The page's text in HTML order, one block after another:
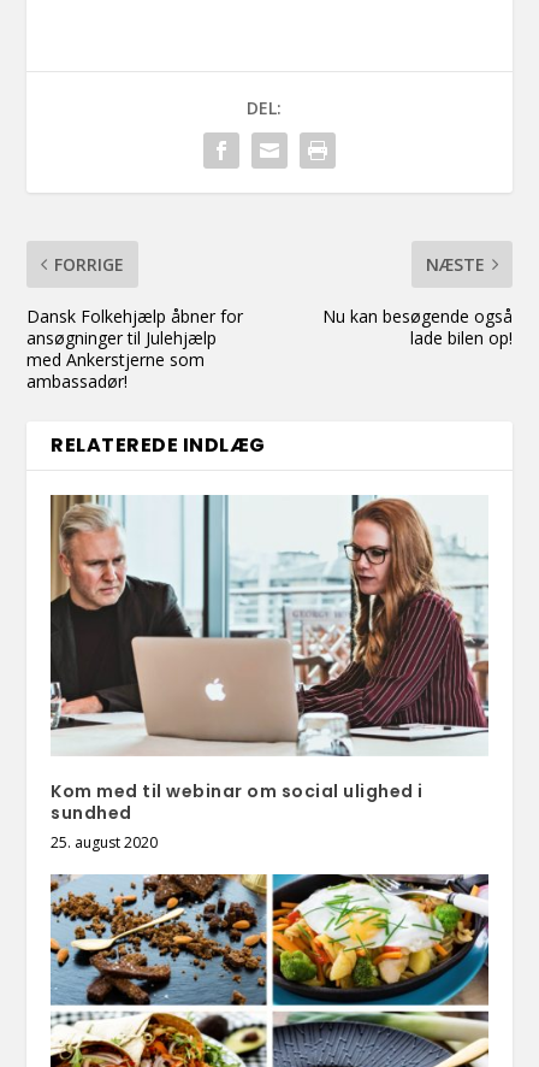
DEL:
FORRIGE
Dansk Folkehjælp åbner for
ansøgninger til Julehjælp
med Ankerstjerne som
ambassadør!
NÆSTE
Nu kan besøgende også
lade bilen op!
RELATEREDE INDLÆG
Kom med til webinar om social ulighed i
sundhed
25. august 2020